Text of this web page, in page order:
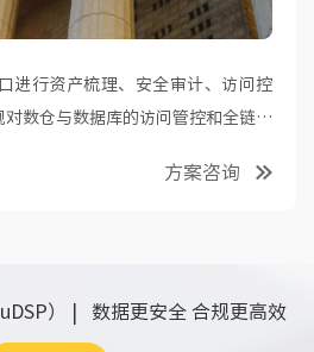
进行资产梳理、安全审计、访问控
数仓与数据库的访问管控和全链路
方案咨询
） | 数据更安全 合规更高效